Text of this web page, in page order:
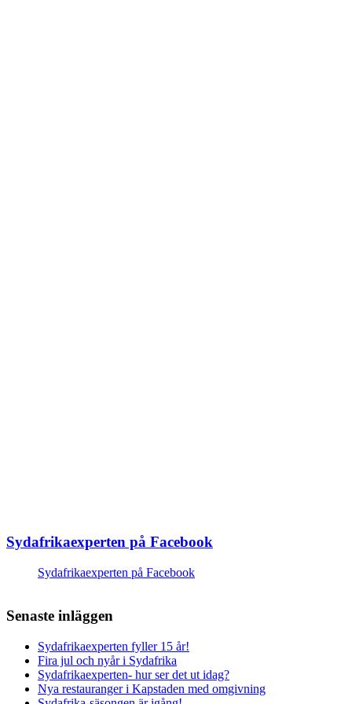
Sydafrikaexperten på Facebook
Sydafrikaexperten på Facebook
Senaste inläggen
Sydafrikaexperten fyller 15 år!
Fira jul och nyår i Sydafrika
Sydafrikaexperten- hur ser det ut idag?
Nya restauranger i Kapstaden med omgivning